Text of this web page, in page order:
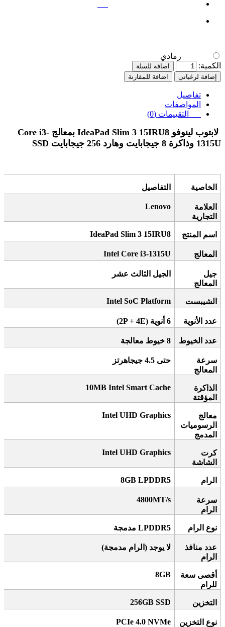
رمادي
الكمية:
اضافة للسلة
إضافة لرغباتي
اضافة للمقارنة
تفاصيل
المواصفات
التقييمات (0)
لابتوب لينوفو IdeaPad Slim 3 15IRU8 بمعالج Core i3-
1315U وذاكرة 8 جيجابايت وهارد 256 جيجابايت SSD
الخاصية التفاصيل
العلامة
التجارية
Lenovo
اسم المنتج IdeaPad Slim 3 15IRU8
المعالج Intel Core i3-1315U
جيل
المعالج
الجيل الثالث عشر
الشيبست Intel SoC Platform
عدد الأنوية 6 أنوية (2P + 4E)
عدد الخيوط 8 خيوط معالجة
سرعة
المعالج
حتى 4.5 جيجاهرتز
الذاكرة
المؤقتة
10MB Intel Smart Cache
معالج
الرسوميات
المدمج
Intel UHD Graphics
كرت
الشاشة
Intel UHD Graphics
الرام 8GB LPDDR5
سرعة
الرام
4800MT/s
نوع الرام LPDDR5 مدمجة
عدد منافذ
الرام
لا يوجد (الرام مدمجة)
أقصى سعة
للرام
8GB
التخزين 256GB SSD
نوع التخزين PCIe 4.0 NVMe